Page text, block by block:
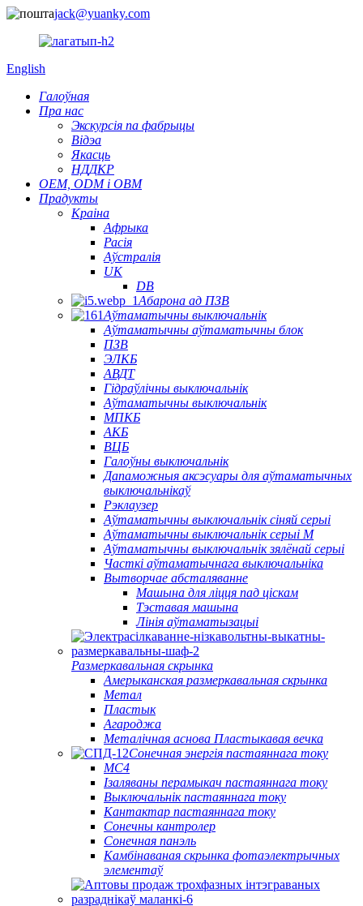
jack@yuanky.com
English
Галоўная
Пра нас
Экскурсія па фабрыцы
Відэа
Якасць
НДДКР
OEM, ODM і OBM
Прадукты
Краіна
Афрыка
Расія
Аўстралія
UK
DB
Абарона ад ПЗВ
Аўтаматычны выключальнік
Аўтаматычны аўтаматычны блок
ПЗВ
ЭЛКБ
АВДТ
Гідраўлічны выключальнік
Аўтаматычны выключальнік
МПКБ
АКБ
ВЦБ
Галоўны выключальнік
Дапаможныя аксэсуары для аўтаматычных
выключальнікаў
Рэклаузер
Аўтаматычны выключальнік сіняй серыі
Аўтаматычны выключальнік серыі M
Аўтаматычны выключальнік зялёнай серыі
Часткі аўтаматычнага выключальніка
Вытворчае абсталяванне
Машына для ліцця пад ціскам
Тэставая машына
Лінія аўтаматызацыі
Размеркавальная скрынка
Амерыканская размеркавальная скрынка
Метал
Пластык
Агароджа
Металічная аснова Пластыкавая вечка
Сонечная энергія пастаяннага току
МС4
Ізаляваны перамыкач пастаяннага току
Выключальнік пастаяннага току
Кантактар ​​пастаяннага току
Сонечны кантролер
Сонечная панэль
Камбінаваная скрынка фотаэлектрычных
элементаў